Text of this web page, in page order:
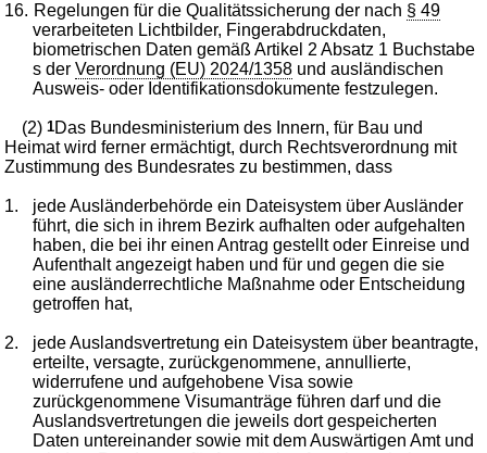
16. Regelungen für die Qualitätssicherung der nach § 49
verarbeiteten Lichtbilder, Fingerabdruckdaten,
biometrischen Daten gemäß Artikel 2 Absatz 1 Buchstabe
s derVerordnung (EU) 2024/1358 und ausländischen
Ausweis- oder Identifikationsdokumente festzulegen.
(2)1Das Bundesministerium des Innern, für Bau und
Heimat wird ferner ermächtigt, durch Rechtsverordnung mit
Zustimmung des Bundesrates zu bestimmen, dass
1.
jede Ausländerbehörde ein Dateisystem über Ausländer
führt, die sich in ihrem Bezirk aufhalten oder aufgehalten
haben, die bei ihr einen Antrag gestellt oder Einreise und
Aufenthalt angezeigt haben und für und gegen die sie
eine ausländerrechtliche Maßnahme oder Entscheidung
getroffen hat,
2.
jede Auslandsvertretung ein Dateisystem über beantragte,
erteilte, versagte, zurückgenommene, annullierte,
widerrufene und aufgehobene Visa sowie
zurückgenommene Visumanträge führen darf und die
Auslandsvertretungen die jeweils dort gespeicherten
Daten untereinander sowie mit dem Auswärtigen Amt und